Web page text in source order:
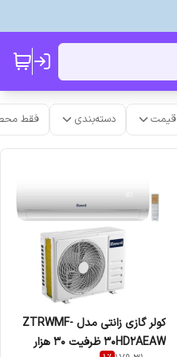
قیمت دسته‌بندی فقط
کولر گازی زانتی مدل ZTRWMF-
30HD2AEAW ظرفیت ۳۰ هزار